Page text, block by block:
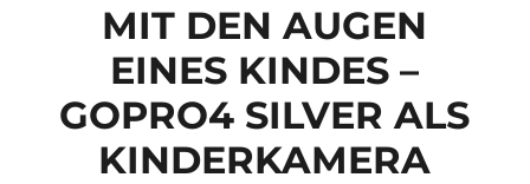
MIT DEN AUGEN
EINES KINDES –
GOPRO4 SILVER ALS
KINDERKAMERA